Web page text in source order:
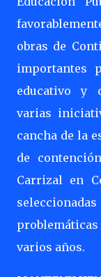
obras de
importantes
educativo y
varias
cancha de la
de
Carrizal en
varios años.